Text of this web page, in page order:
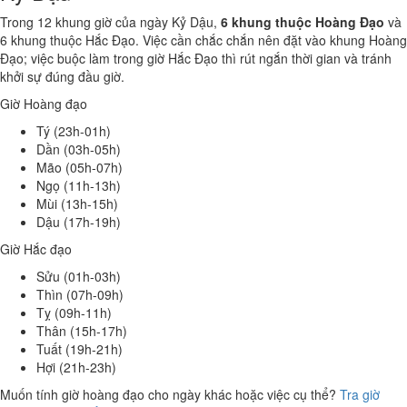
Trong 12 khung giờ của ngày Kỷ Dậu, 6 khung thuộc Hoàng Đạo và
6 khung thuộc Hắc Đạo. Việc cần chắc chắn nên đặt vào khung Hoàng
Đạo; việc buộc làm trong giờ Hắc Đạo thì rút ngắn thời gian và tránh
khởi sự đúng đầu giờ.
Giờ Hoàng đạo
Tý (23h-01h)
Dần (03h-05h)
Mão (05h-07h)
Ngọ (11h-13h)
Mùi (13h-15h)
Dậu (17h-19h)
Giờ Hắc đạo
Sửu (01h-03h)
Thìn (07h-09h)
Tỵ (09h-11h)
Thân (15h-17h)
Tuất (19h-21h)
Hợi (21h-23h)
Muốn tính giờ hoàng đạo cho ngày khác hoặc việc cụ thể? Tra giờ